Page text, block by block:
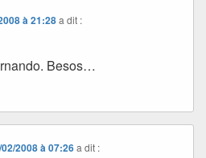
à 21:28a dit :
Besos…
2008 à 07:26 a dit :